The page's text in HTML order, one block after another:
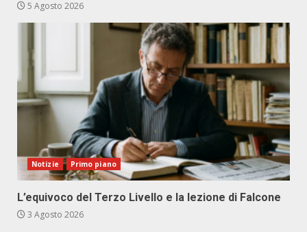
5 Agosto 2026
Notizie Primo piano
L’equivoco del Terzo Livello e la lezione di Falcone
3 Agosto 2026